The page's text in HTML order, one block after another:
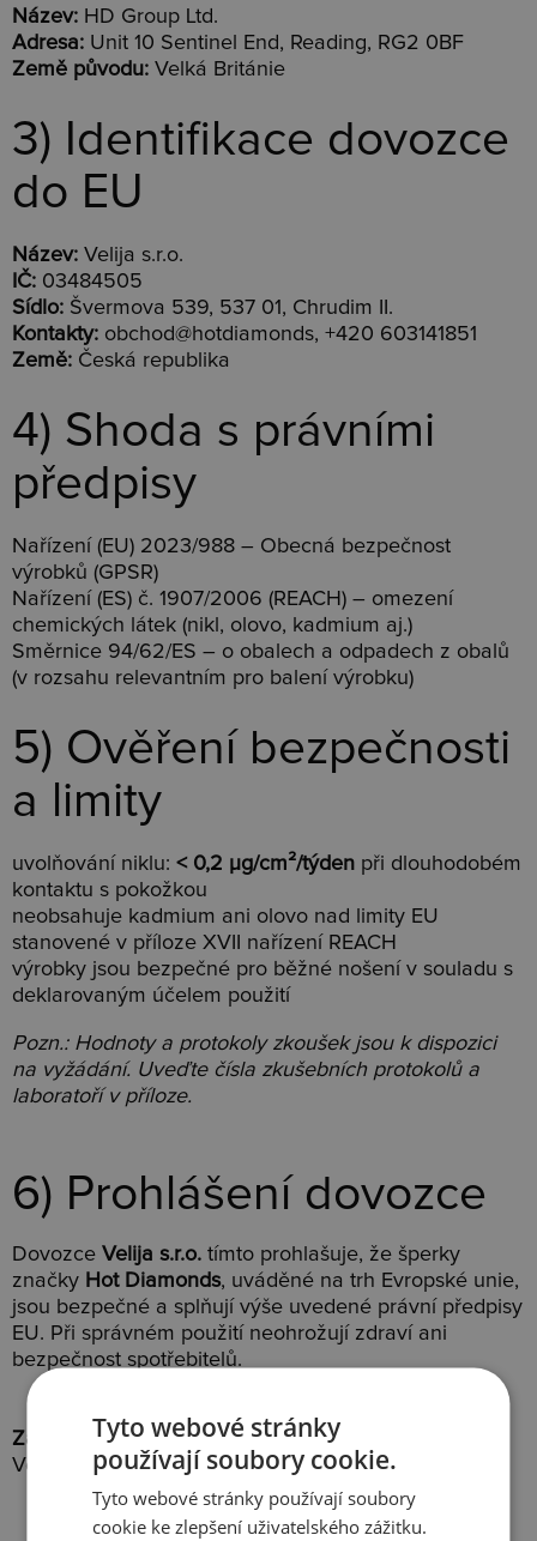
Název: HD Group Ltd.
Adresa: Unit 10 Sentinel End, Reading, RG2 0BF
Země původu: Velká Británie
3) Identifikace dovozce
do EU
Název: Velija s.r.o.
IČ: 03484505
Sídlo: Švermova 539, 537 01, Chrudim II.
Kontakty: obchod@hotdiamonds, +420 603141851
Země: Česká republika
4) Shoda s právními
předpisy
Nařízení (EU) 2023/988 – Obecná bezpečnost
výrobků (GPSR)
Nařízení (ES) č. 1907/2006 (REACH) – omezení
chemických látek (nikl, olovo, kadmium aj.)
Směrnice 94/62/ES – o obalech a odpadech z obalů
(v rozsahu relevantním pro balení výrobku)
5) Ověření bezpečnosti
a limity
uvolňování niklu: < 0,2 µg/cm²/týden při dlouhodobém
kontaktu s pokožkou
neobsahuje kadmium ani olovo nad limity EU
stanovené v příloze XVII nařízení REACH
výrobky jsou bezpečné pro běžné nošení v souladu s
deklarovaným účelem použití
Pozn.: Hodnoty a protokoly zkoušek jsou k dispozici
na vyžádání. Uveďte čísla zkušebních protokolů a
laboratoří v příloze.
6) Prohlášení dovozce
Dovozce Velija s.r.o. tímto prohlašuje, že šperky
značky Hot Diamonds, uváděné na trh Evropské unie,
jsou bezpečné a splňují výše uvedené právní předpisy
EU. Při správném použití neohrožují zdraví ani
bezpečnost spotřebitelů.
Za dovozce do EU:
Velija s.r.o.
Tyto webové stránky
používají soubory cookie.
Tyto webové stránky používají soubory
cookie ke zlepšení uživatelského zážitku.